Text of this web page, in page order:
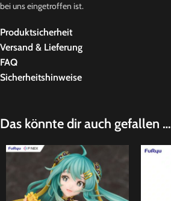
bei uns eingetroffen ist.
Produktsicherheit
Versand & Lieferung
FAQ
Sicherheitshinweise
Das könnte dir auch gefallen …